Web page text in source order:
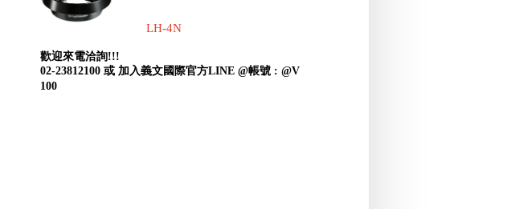
LH-4N
歡迎來電洽詢!!!
02-23812100 或 加入義文國際官方LINE @帳號 : @V
100